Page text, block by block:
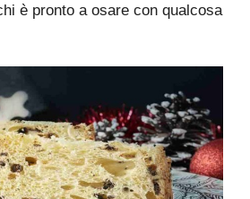
è pronto a osare con qualcosa